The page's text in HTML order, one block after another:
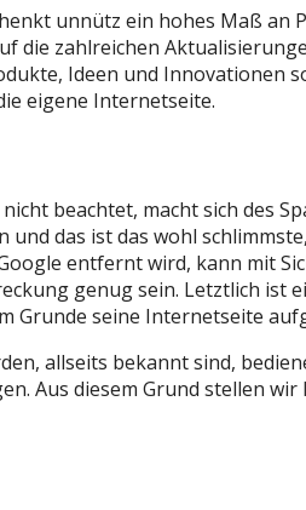
unnütz ein hohes Maß an
die zahlreichen
Ideen und Innovationen
eigene Internetseite.
beachtet, macht sich des
das ist das wohl
entfernt wird, kann mit
genug sein. Letztlich ist
Grunde seine Internetseite
allseits bekannt sind,
Aus diesem Grund stellen